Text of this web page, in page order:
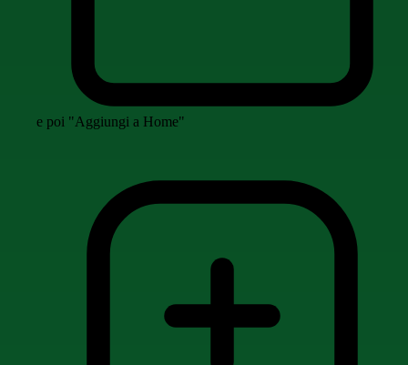
e poi "Aggiungi a Home"